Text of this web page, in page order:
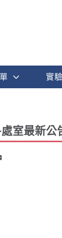
實
室最新公